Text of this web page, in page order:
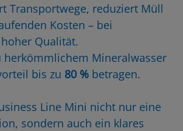
Transportwege, reduziert Müll
Kosten – bei
Qualität.
herkömmlichem Mineralwasser
bis zu 80 % betragen.
Line Mini nicht nur eine
sondern auch ein klares